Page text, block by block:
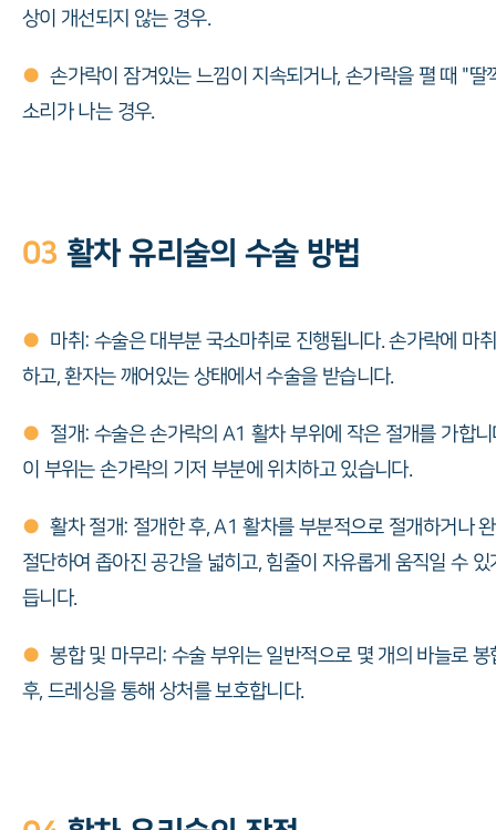
상이 개선되지 않는 경우.
● 손가락이 잠겨있는 느낌이 지속되거나, 손가락을 펼 때 "딸
소리가 나는 경우.
03 활차 유리술의 수술 방법
● 마취: 수술은 대부분 국소마취로 진행됩니다. 손가락에 마
하고, 환자는 깨어있는 상태에서 수술을 받습니다.
● 절개: 수술은 손가락의 A1 활차 부위에 작은 절개를 가합니
이 부위는 손가락의 기저 부분에 위치하고 있습니다.
● 활차 절개: 절개한 후, A1 활차를 부분적으로 절개하거나
절단하여 좁아진 공간을 넓히고, 힘줄이 자유롭게 움직일 수 있
듭니다.
● 봉합 및 마무리: 수술 부위는 일반적으로 몇 개의 바늘로 봉
후, 드레싱을 통해 상처를 보호합니다.